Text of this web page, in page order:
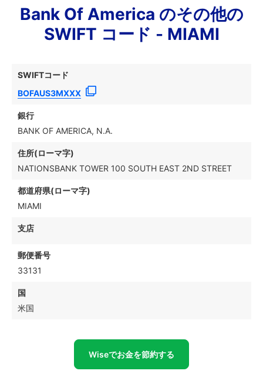
Bank Of America のその他の
SWIFT コード - MIAMI
SWIFTコード
BOFAUS3MXXX
銀行
BANK OF AMERICA, N.A.
住所(ローマ字)
NATIONSBANK TOWER 100 SOUTH EAST 2ND STREET
都道府県(ローマ字)
MIAMI
支店
郵便番号
33131
国
米国
Wiseでお金を節約する